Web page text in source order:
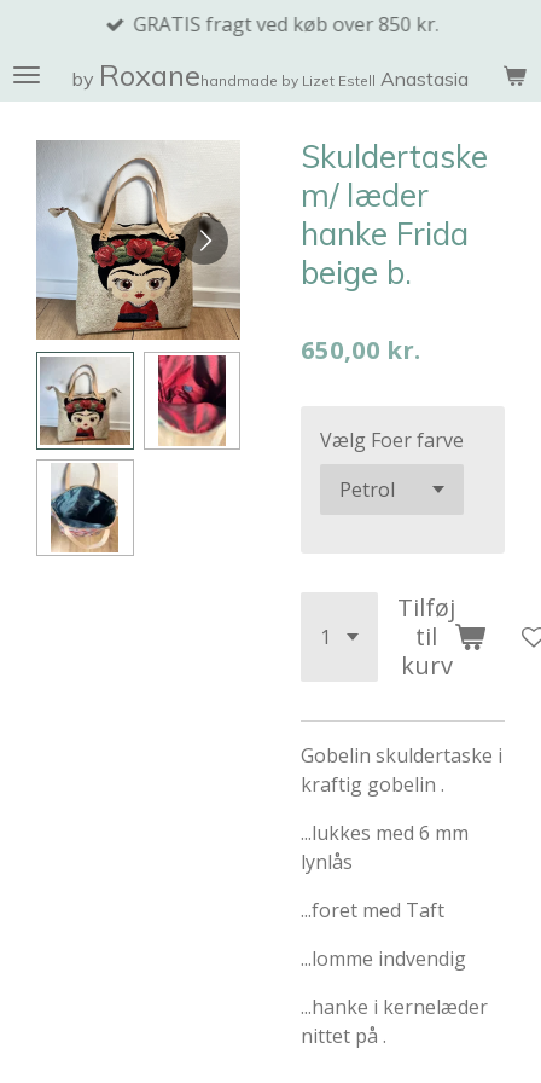
hovedindhold
by Roxanehandmade by Lizet Estell Anastasia
GRATIS fragt ved køb over 850 kr.
Skuldertaske
m/ læder
hanke Frida
beige b.
650,00 kr.
Vælg Foer farve
Tilføj
til
kurv
Gobelin skuldertaske i
kraftig gobelin .
...lukkes med 6 mm
lynlås
...foret med Taft
...lomme indvendig
...hanke i kernelæder
nittet på .